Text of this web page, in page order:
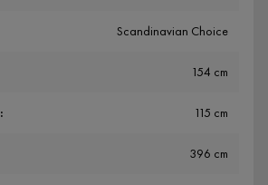
Scandinavian Choice
154 cm
: 115 cm
396 cm